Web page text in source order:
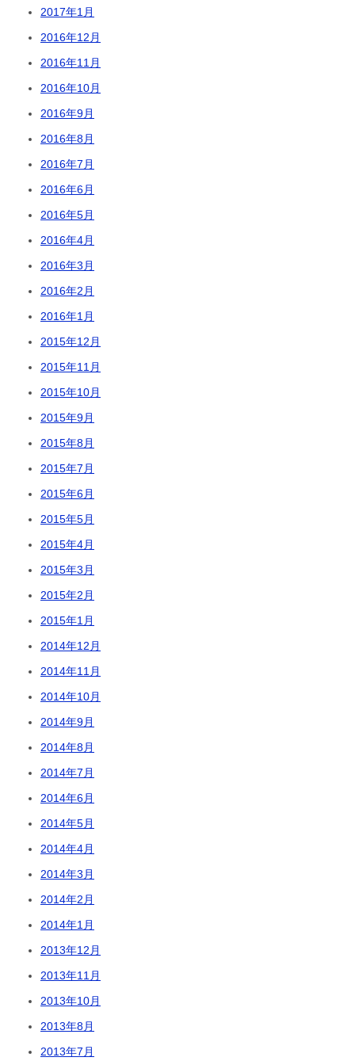
2017年1月
2016年12月
2016年11月
2016年10月
2016年9月
2016年8月
2016年7月
2016年6月
2016年5月
2016年4月
2016年3月
2016年2月
2016年1月
2015年12月
2015年11月
2015年10月
2015年9月
2015年8月
2015年7月
2015年6月
2015年5月
2015年4月
2015年3月
2015年2月
2015年1月
2014年12月
2014年11月
2014年10月
2014年9月
2014年8月
2014年7月
2014年6月
2014年5月
2014年4月
2014年3月
2014年2月
2014年1月
2013年12月
2013年11月
2013年10月
2013年8月
2013年7月